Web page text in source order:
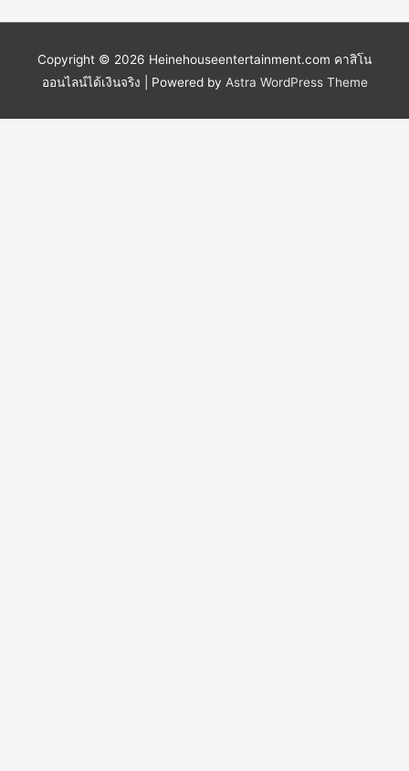
Copyright © 2026 Heinehouseentertainment.com คาสิโน
ออนไลน์ได้เงินจริง | Powered by Astra WordPress Theme